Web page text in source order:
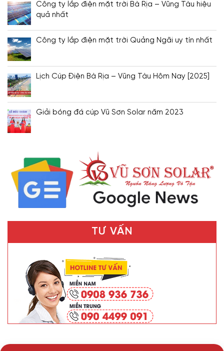
Công ty lắp điện mặt trời Bà Rịa – Vũng Tàu hiệu
quả nhất
Công ty lắp điện mặt trời Quảng Ngãi uy tín nhất
Lịch Cúp Điện Bà Rịa – Vũng Tàu Hôm Nay [2025]
Giải bóng đá cúp Vũ Sơn Solar năm 2023
TƯ VẤN